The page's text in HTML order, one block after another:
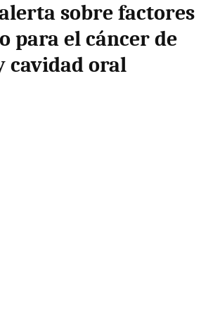
alerta sobre factores
para el cáncer de
cavidad oral